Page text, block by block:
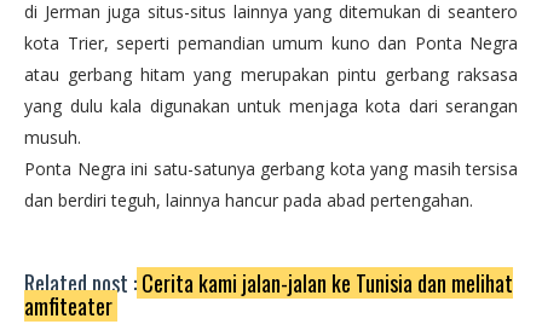
di Jerman juga situs-situs lainnya yang ditemukan di seantero
kota Trier, seperti pemandian umum kuno dan Ponta Negra
atau gerbang hitam yang merupakan pintu gerbang raksasa
yang dulu kala digunakan untuk menjaga kota dari serangan
musuh.
Ponta Negra ini satu-satunya gerbang kota yang masih tersisa
dan berdiri teguh, lainnya hancur pada abad pertengahan.
Related post :Cerita kami jalan-jalan ke Tunisia dan melihat
amfiteater